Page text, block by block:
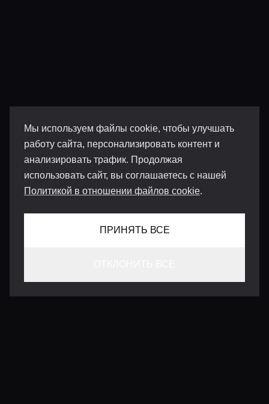
Мы используем файлы cookie, чтобы улучшать
работу сайта, персонализировать контент и
анализировать трафик. Продолжая
использовать сайт, вы соглашаетесь с нашей
Политикой в отношении файлов cookie.
ПРИНЯТЬ ВСЕ